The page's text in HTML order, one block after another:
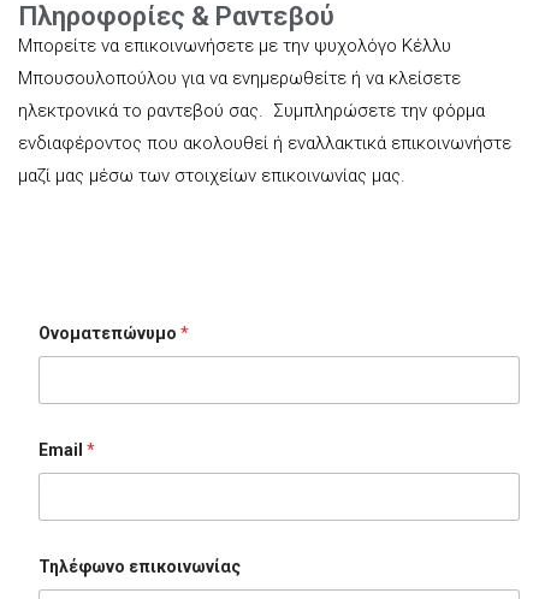
Πληροφορίες & Ραντεβού
Μπορείτε να επικοινωνήσετε με την ψυχολόγο Κέλλυ
Μπουσουλοπούλου για να ενημερωθείτε ή να κλείσετε
ηλεκτρονικά το ραντεβού σας. Συμπληρώσετε την φόρμα
ενδιαφέροντος που ακολουθεί ή εναλλακτικά επικοινωνήστε
μαζί μας μέσω των στοιχείων επικοινωνίας μας.
Ονοματεπώνυμο *
Email *
Τηλέφωνο επικοινωνίας